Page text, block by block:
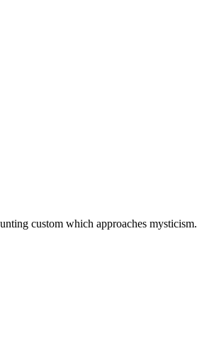
custom which approaches mysticism.